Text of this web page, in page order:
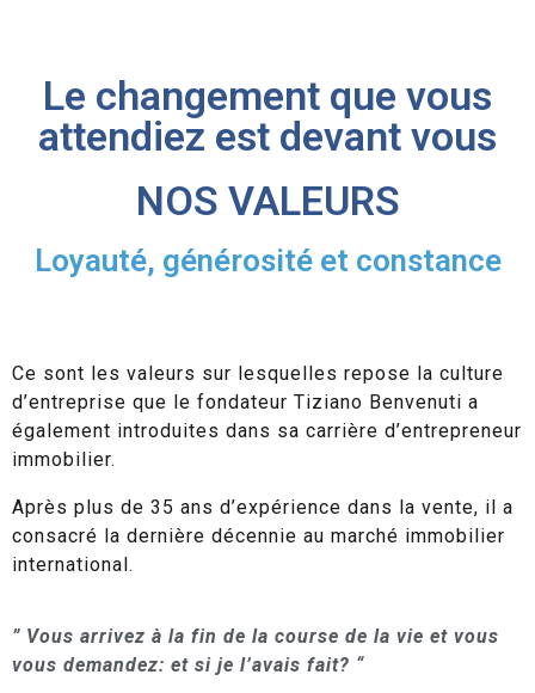
Le changement que vous
attendiez est devant vous
NOS VALEURS
Loyauté, générosité et constance
Ce sont les valeurs sur lesquelles repose la culture
d’entreprise que le fondateur Tiziano Benvenuti a
également introduites dans sa carrière d’entrepreneur
immobilier.
Après plus de 35 ans d’expérience dans la vente, il a
consacré la dernière décennie au marché immobilier
international.
” Vous arrivez à la fin de la course de la vie et vous
vous demandez: et si je l’avais fait? “